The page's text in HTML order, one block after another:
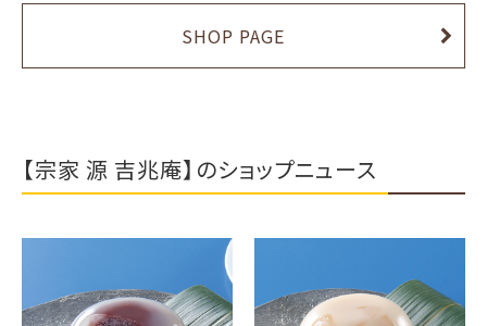
SHOP PAGE
【宗家 源 吉兆庵】のショップニュース